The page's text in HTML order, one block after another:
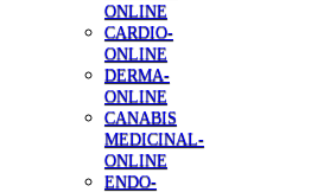
ONLINE
CARDIO-
ONLINE
DERMA-
ONLINE
CANABIS
MEDICINAL-
ONLINE
ENDO-